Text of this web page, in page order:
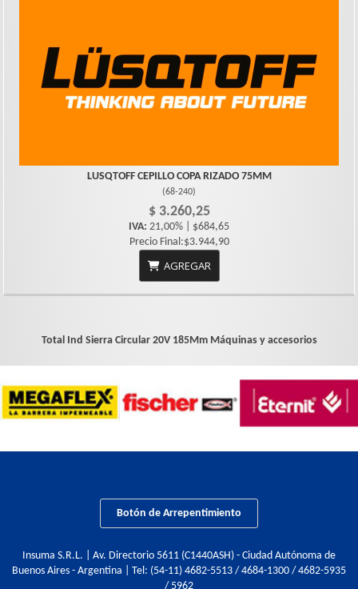
LUSQTOFF CEPILLO COPA RIZADO 75MM
(68-240)
$ 3.260,25
IVA: 21,00% | $684,65
Precio Final:$3.944,90
AGREGAR
Total Ind Sierra Circular 20V 185Mm Máquinas y accesorios
Botón de Arrepentimiento
Insuma S.R.L. | Av. Directorio 5611 (C1440ASH) - Ciudad Autónoma de
Buenos Aires - Argentina | Tel: (54-11) 4682-5513 / 4684-1300 / 4682-5935
/ 5962